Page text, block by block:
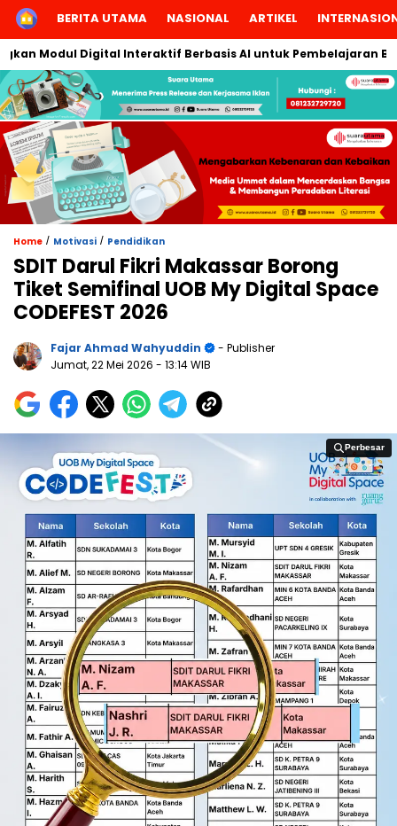
HOMEBERITA UTAMA NASIONAL ARTIKEL
Digital Interaktif Berbasis AI untuk Pembelajaran
Home / Motivasi / Pendidikan
SDIT Darul Fikri Makassar Borong
Tiket Semifinal UOB My Digital Space
CODEFEST 2026
Fajar Ahmad Wahyuddin
- Publisher
Jumat, 22 Mei 2026 - 13:14 WIB
Perbesar
Perbesar